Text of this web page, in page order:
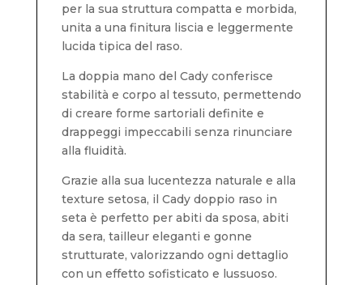
per la sua struttura compatta e morbida,
unita a una finitura liscia e leggermente
lucida tipica del raso.
La doppia mano del Cady conferisce
stabilità e corpo al tessuto, permettendo
di creare forme sartoriali definite e
drappeggi impeccabili senza rinunciare
alla fluidità.
Grazie alla sua lucentezza naturale e alla
texture setosa, il Cady doppio raso in
seta è perfetto per abiti da sposa, abiti
da sera, tailleur eleganti e gonne
strutturate, valorizzando ogni dettaglio
con un effetto sofisticato e lussuoso.